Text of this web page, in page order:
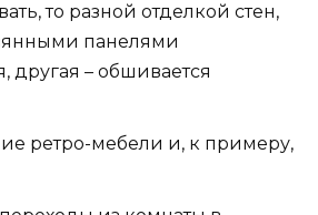
то разной отделкой стен,
панелями
другая – обшивается
ретро-мебели и, к примеру,